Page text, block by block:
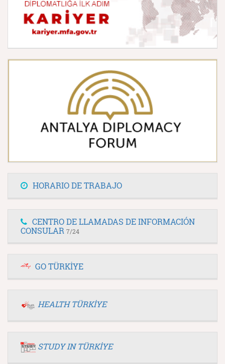
HORARIO DE TRABAJO
CENTRO DE LLAMADAS DE INFORMACIÓN
CONSULAR 7/24
GO TÜRKİYE
HEALTH TÜRKİYE
STUDY IN TÜRKİYE